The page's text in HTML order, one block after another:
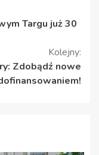
Targu już 30
Kolejny:
Zdobądź nowe